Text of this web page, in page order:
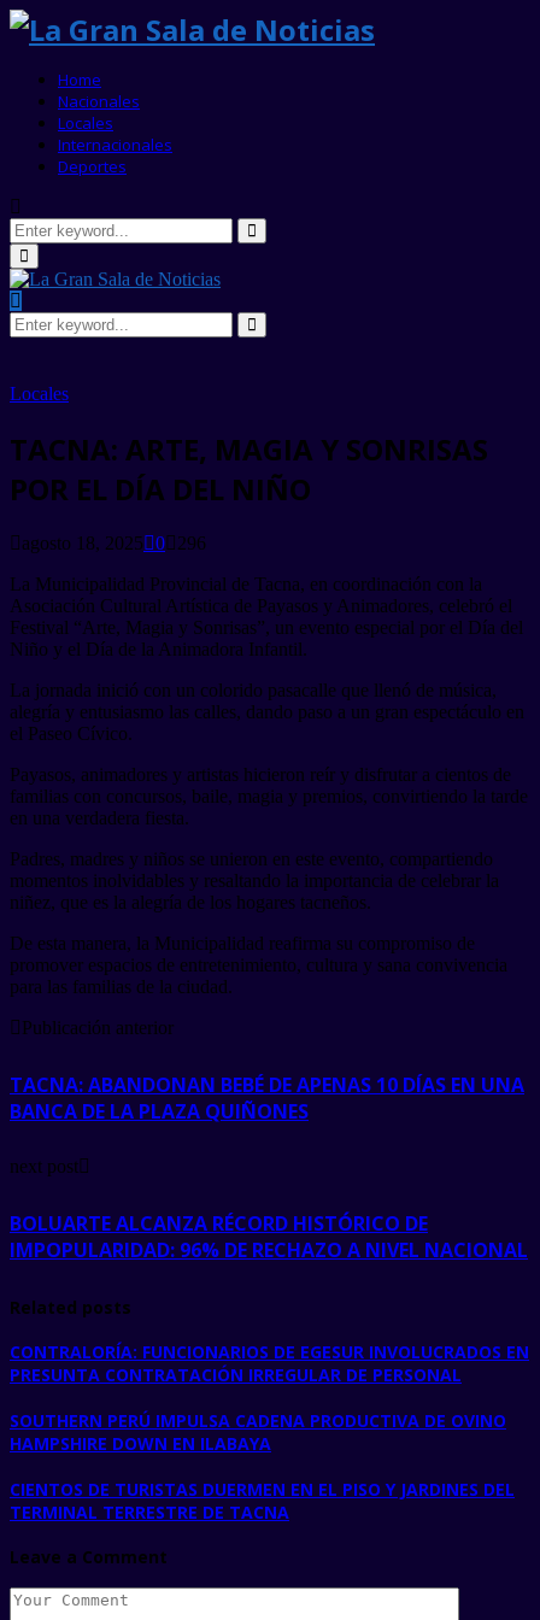
Home
Nacionales
Locales
Internacionales
Deportes
Search
for:
Search
Primary
Menu
Search
for:
Search
Locales
TACNA: ARTE, MAGIA Y SONRISAS
POR EL DÍA DEL NIÑO
agosto 18, 2025 0
296
La Municipalidad Provincial de Tacna, en coordinación con la
Asociación Cultural Artística de Payasos y Animadores, celebró el
Festival “Arte, Magia y Sonrisas”, un evento especial por el Día del
Niño y el Día de la Animadora Infantil.
La jornada inició con un colorido pasacalle que llenó de música,
alegría y entusiasmo las calles, dando paso a un gran espectáculo en
el Paseo Cívico.
Payasos, animadores y artistas hicieron reír y disfrutar a cientos de
familias con concursos, baile, magia y premios, convirtiendo la tarde
en una verdadera fiesta.
Padres, madres y niños se unieron en este evento, compartiendo
momentos inolvidables y resaltando la importancia de celebrar la
niñez, que es la alegría de los hogares tacneños.
De esta manera, la Municipalidad reafirma su compromiso de
promover espacios de entretenimiento, cultura y sana convivencia
para las familias de la ciudad.
Publicación anterior
TACNA: ABANDONAN BEBÉ DE APENAS 10 DÍAS EN UNA
BANCA DE LA PLAZA QUIÑONES
next post
BOLUARTE ALCANZA RÉCORD HISTÓRICO DE
IMPOPULARIDAD: 96% DE RECHAZO A NIVEL NACIONAL
Related posts
CONTRALORÍA: FUNCIONARIOS DE EGESUR INVOLUCRADOS EN
PRESUNTA CONTRATACIÓN IRREGULAR DE PERSONAL
SOUTHERN PERÚ IMPULSA CADENA PRODUCTIVA DE OVINO
HAMPSHIRE DOWN EN ILABAYA
CIENTOS DE TURISTAS DUERMEN EN EL PISO Y JARDINES DEL
TERMINAL TERRESTRE DE TACNA
Leave a Comment